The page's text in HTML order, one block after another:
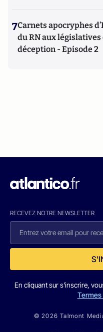
7Carnets apocryphes
du RN aux
déception - Episode 2
RECEVEZ NOTRE NEWSLETTER
En cliquant sur s'inscrire,
© 2026 Talmont